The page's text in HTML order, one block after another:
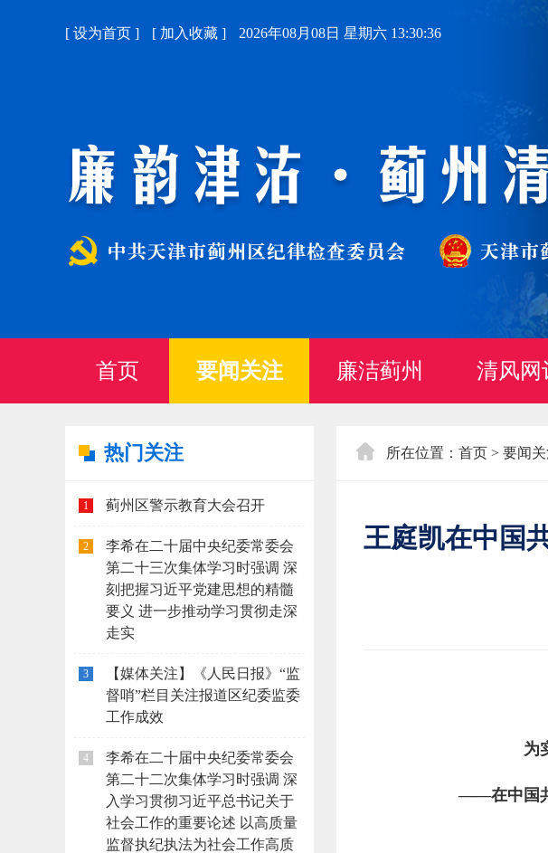
[ 设为首页 ] [ 加入收藏 ] 2026年08月08日 星期六 13:30:37
首页 要闻关注 廉洁蓟州 清风网
热门关注
1 蓟州区警示教育大会召开
2
李希在二十届中央纪委常委会
第二十三次集体学习时强调 深
刻把握习近平党建思想的精髓
要义 进一步推动学习贯彻走深
走实
3
【媒体关注】《人民日报》“监
督哨”栏目关注报道区纪委监委
工作成效
4
李希在二十届中央纪委常委会
第二十二次集体学习时强调 深
入学习贯彻习近平总书记关于
社会工作的重要论述 以高质量
监督执纪执法为社会工作高质
所在位置： 首页 > 要闻
王庭凯在中国
为
——在中国